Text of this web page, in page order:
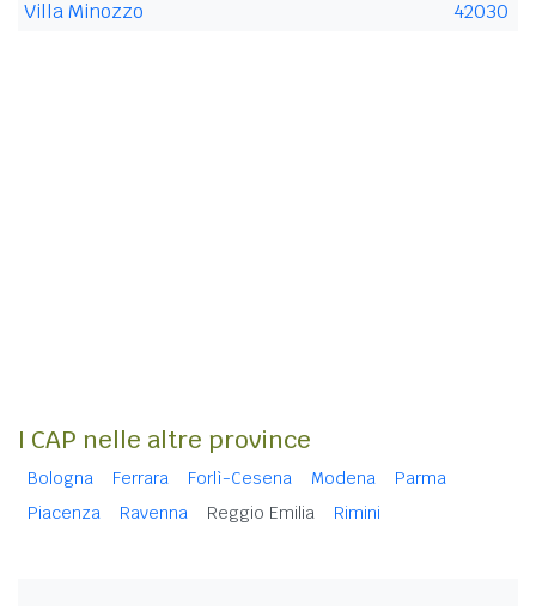
Villa Minozzo
42030
I CAP nelle altre province
Bologna Ferrara Forlì-Cesena Modena
Parma
Piacenza
Ravenna Reggio Emilia Rimini